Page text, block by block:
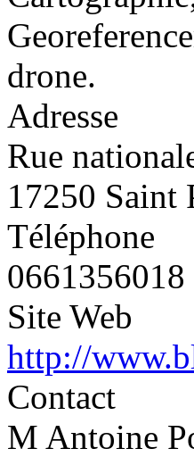
drone.
Adresse
Rue
17250 Saint
Téléphone
0661356018
Site Web
http://
Contact
M Antoine